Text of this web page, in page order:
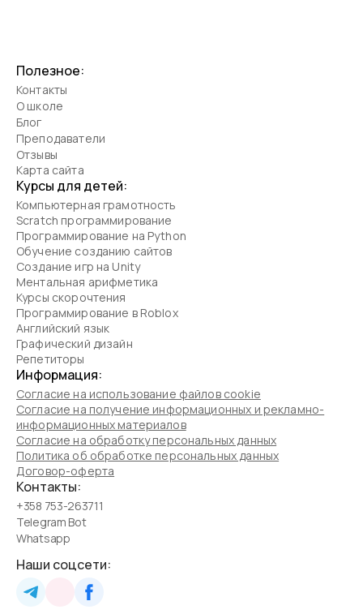
Полезное:
Контакты
О школе
Блог
Преподаватели
Отзывы
Карта сайта
Курсы для детей:
Компьютерная грамотность
Scratch программирование
Программирование на Python
Обучение созданию сайтов
Создание игр на Unity
Ментальная арифметика
Курсы скорочтения
Программирование в Roblox
Английский язык
Графический дизайн
Репетиторы
Информация:
Согласие на использование файлов cookie
Согласие на получение информационных и рекламно-
информационных материалов
Согласие на обработку персональных данных
Политика об обработке персональных данных
Договор-оферта
Контакты:
+358 753-263711
Telegram Bot
Whatsapp
Наши соцсети: